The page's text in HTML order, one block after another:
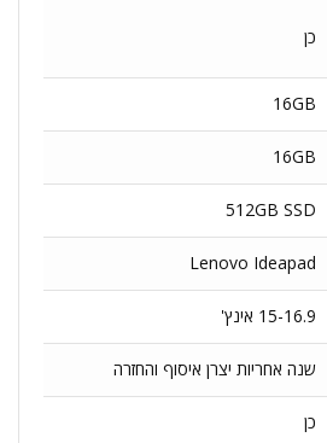
כן
16GB
16GB
512GB SSD
Lenovo Ideapad
15-16.9 אינץ'
שנה אחריות יצרן איסוף והחזרה
כן